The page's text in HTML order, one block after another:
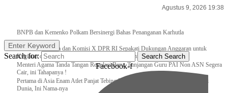
Agustus 9, 2026 19:38
BNPB dan Kemenko Polkam Bersinergi Bahas Penanganan Karhutla
Raker Kemenpora dan Komisi X DPR RI Sepakati Dukungan Anggaran untuk
Kegiatan dan Program Prioritas Pemuda dan Olahraga
Menteri Agama Tanda Tangan Regulasi Baru, Tunjangan Guru PAI Non ASN Segera
Cair, ini Tahapanya !
Pertama di Asia Enam Atlet Panjat Tebing Indonesia Taklukkan Tebing Tertinggi
Dunia, Ini Nama-nya
Enter Keyword
Search for: Search Search
Facebook-f